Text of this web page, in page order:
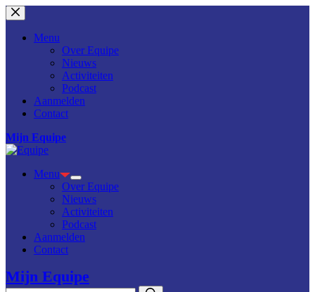
Ga
naar
Menu
Over Equipe
Nieuws
Activiteiten
Podcast
Aanmelden
Contact
Mijn Equipe
Menu
Over Equipe
Nieuws
Activiteiten
Podcast
Aanmelden
Contact
Mijn Equipe